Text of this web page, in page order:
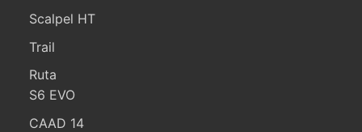
Scalpel HT
Trail
Ruta
S6 EVO
CAAD 14